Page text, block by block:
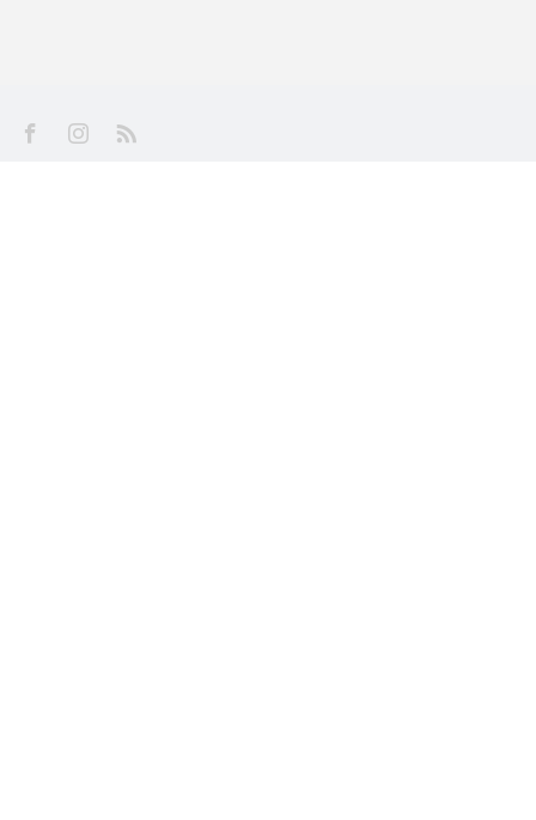
FacebookInstagram